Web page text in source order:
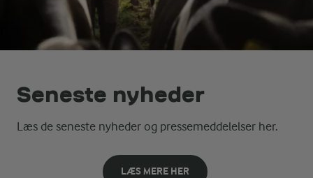
Seneste nyheder
Læs de seneste nyheder og pressemeddelelser her.
LÆS MERE HER